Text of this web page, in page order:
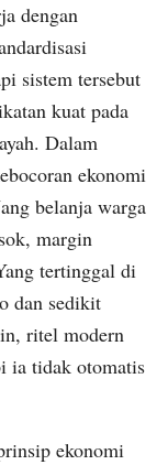
dengan
sistem tersebut
kuat pada
Dalam
ekonomi
belanja warga
margin
tertinggal di
dan sedikit
ritel modern
ia tidak otomatis
ekonomi